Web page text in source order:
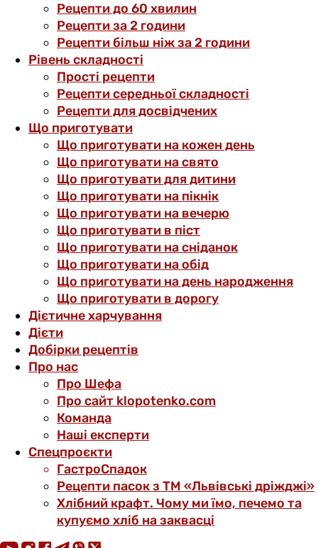
Рецепти до 60 хвилин
Рецепти за 2 години
Рецепти більш ніж за 2 години
Рівень складності
Прості рецепти
Рецепти середньої складності
Рецепти для досвідчених
Що приготувати
Що приготувати на кожен день
Що приготувати на свято
Що приготувати для дитини
Що приготувати на пікнік
Що приготувати на вечерю
Що приготувати в піст
Що приготувати на сніданок
Що приготувати на обід
Що приготувати на день народження
Що приготувати в дорогу
Дієтичне харчування
Дієти
Добірки рецептів
Про нас
Про Шефа
Про сайт klopotenko.com
Команда
Наші експерти
Спецпроєкти
ГастроСпадок
Рецепти пасок з ТМ «Львівські дріжджі»
Хлібний крафт. Чому ми їмо, печемо та
купуємо хліб на заквасці